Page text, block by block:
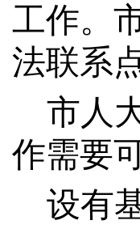
工作。
法联系
市人
作需要
设有